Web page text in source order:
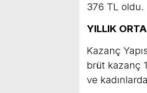
376 TL oldu.
YILLIK
Kazanç
brüt kazanç
ve